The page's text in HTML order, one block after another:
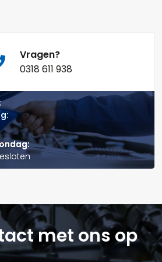
in scheeps- en
zware servicemotoren; en in vele
motoren. Ze kunnen worden
op brandstoffen met een hoog
Vragen?
0318 611 938
met ons op